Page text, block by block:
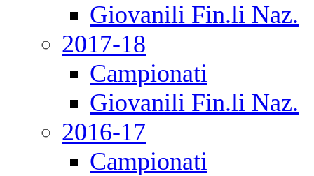
Giovanili Fin.li Naz.
2017-18
Campionati
Giovanili Fin.li Naz.
2016-17
Campionati